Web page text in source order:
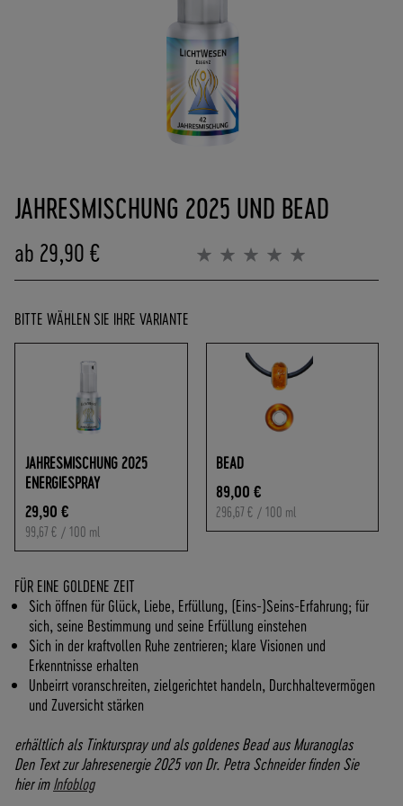
8
0
0
P
O
7
,
-
W
R
W
E
R
der
Bildergalerie
springen
JAHRESMISCHUNG 2025 UND BEAD
ab 29,90 €
Bewertung:
BITTE WÄHLEN SIE IHRE VARIANTE
JAHRESMISCHUNG 2025
ENERGIESPRAY
29,90 €
99,67 € / 100 ml
BEAD
89,00 €
296,67 € / 100 ml
FÜR EINE GOLDENE ZEIT
Sich öffnen für Glück, Liebe, Erfüllung, (Eins-)Seins-Erfahrung; für
sich, seine Bestimmung und seine Erfüllung einstehen
Sich in der kraftvollen Ruhe zentrieren; klare Visionen und
Erkenntnisse erhalten
Unbeirrt voranschreiten, zielgerichtet handeln, Durchhaltevermögen
und Zuversicht stärken
erhältlich als Tinkturspray und alsgoldenes Bead aus Muranoglas
Den Text zur Jahresenergie 2025 von Dr. Petra Schneider finden Sie
hier imInfoblog